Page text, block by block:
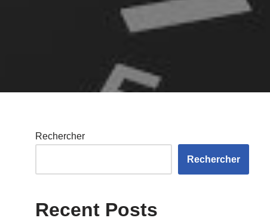
Rechercher
Rechercher
Recent Posts